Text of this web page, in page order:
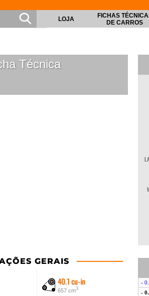
LOJA
FICHAS
DE CARROS
Técnica
GERAIS
40.1 cu-in
657 cm3
-
-